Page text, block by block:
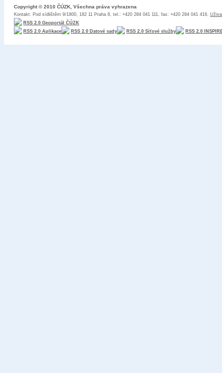
Copyright © 2010 ČÚZK, Všechna práva vyhrazena
Kontakt: Pod sídlištěm 9/1800, 182 11 Praha 8, tel.: +420 284 041 111, fax: +420 284 041 416,
RSS 2.0 Geoportál ČÚZK
RSS 2.0 Aplikace
RSS 2.0 Datové sady RSS 2.0 Síťové služby RSS 2.0